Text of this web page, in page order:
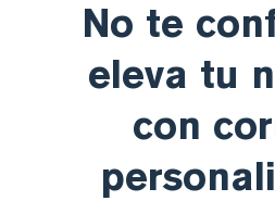
No te
eleva tu
con